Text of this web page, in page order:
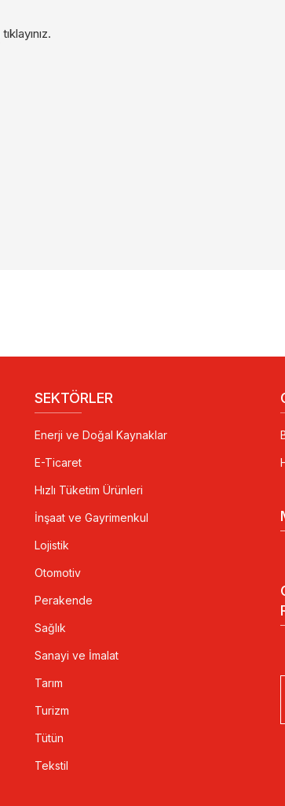
tıklayınız.
SEKTÖRLER
Enerji ve Doğal Kaynaklar
E-Ticaret
Hızlı Tüketim Ürünleri
İnşaat ve Gayrimenkul
Lojistik
Otomotiv
Perakende
Sağlık
Sanayi ve İmalat
Tarım
Turizm
Tütün
Tekstil